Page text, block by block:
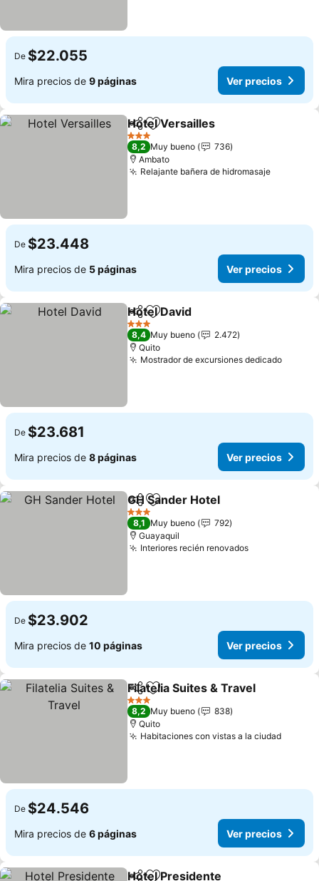
De $22.055
Mira precios de 9 páginas Ver precios
CompartirAgregar a favoritos
Hotel Versailles
3 Estrellas
8,2 Muy bueno
736
Ambato
Relajante bañera de hidromasaje
De $23.448
Mira precios de 5 páginas Ver precios
CompartirAgregar a favoritos
Hotel David
3 Estrellas
8,4 Muy bueno
2.472
Quito
Mostrador de excursiones dedicado
De $23.681
Mira precios de 8 páginas Ver precios
CompartirAgregar a favoritos
GH Sander Hotel
3 Estrellas
8,1 Muy bueno
792
Guayaquil
Interiores recién renovados
De $23.902
Mira precios de 10 páginas Ver precios
CompartirAgregar a favoritos
Filatelia Suites & Travel
3 Estrellas
8,2 Muy bueno
838
Quito
Habitaciones con vistas a la ciudad
De $24.546
Mira precios de 6 páginas Ver precios
Hotel Presidente